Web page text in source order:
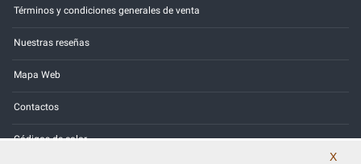
Términos y condiciones generales de venta
Nuestras reseñas
Mapa Web
Contactos
Códigos de color
X